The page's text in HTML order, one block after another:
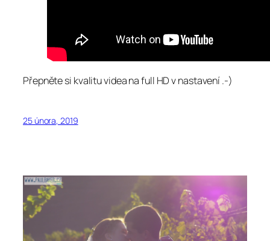
Přepněte si kvalitu videa na full HD v nastavení .-)
25 února, 2019